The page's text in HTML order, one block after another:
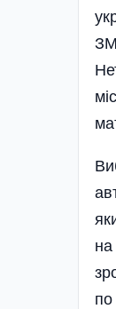
на
по